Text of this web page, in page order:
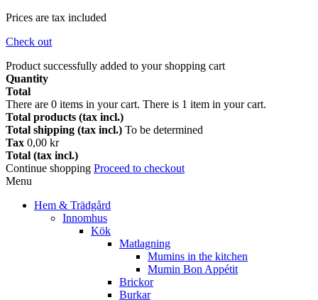
Prices are tax included
Check out
Product successfully added to your shopping cart
Quantity
Total
There are 0 items in your cart. There is 1 item in your cart.
Total products (tax incl.)
Total shipping (tax incl.) To be determined
Tax 0,00 kr
Total (tax incl.)
Continue shopping Proceed to checkout
Menu
Hem & Trädgård
Innomhus
Kök
Matlagning
Mumins in the kitchen
Mumin Bon Appétit
Brickor
Burkar